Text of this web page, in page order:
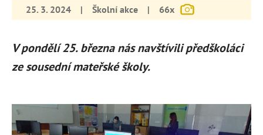
25. 3. 2024 | Školní akce | 66x
V pondělí 25. března nás navštívili předškoláci
ze sousední mateřské školy.